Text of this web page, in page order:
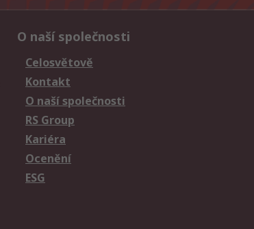
O naší společnosti
Celosvětově
Kontakt
O naší společnosti
RS Group
Kariéra
Ocenění
ESG